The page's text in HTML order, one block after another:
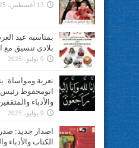
13 أغسطس، 2025
بمناسبة عيد
بلادي تنسيق مع
9 يوليو، 2025
تعزية ومواساة:
ابومحفوظ
والأدباء
9 يوليو، 2025
اصدار جديد:
الكتاب والأدباء